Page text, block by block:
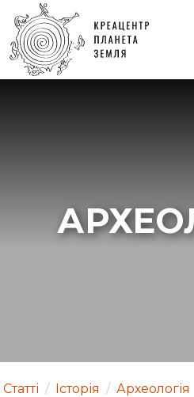
Статті / Історія / Археологія